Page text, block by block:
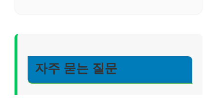
자주 묻는 질문